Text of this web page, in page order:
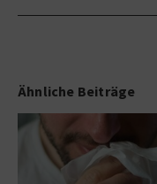
Ähnliche Beiträge